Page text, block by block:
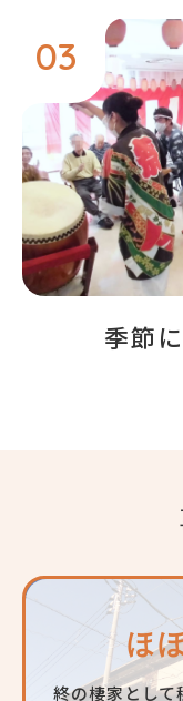
03
季節
ほ
終の棲家として